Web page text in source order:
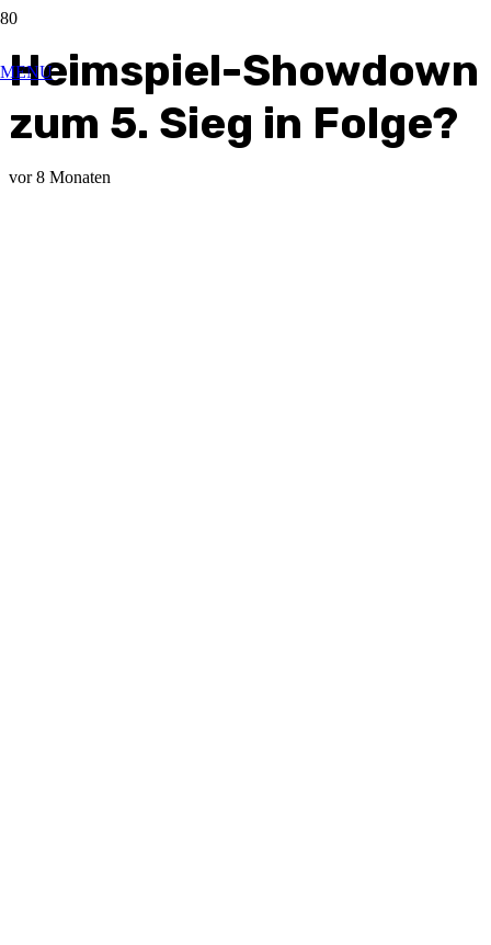
MENU
Heimspiel-Showdown
zum 5. Sieg in Folge?
vor 8 Monaten